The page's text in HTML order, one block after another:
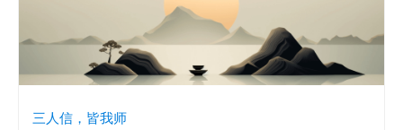
三人信，皆我师